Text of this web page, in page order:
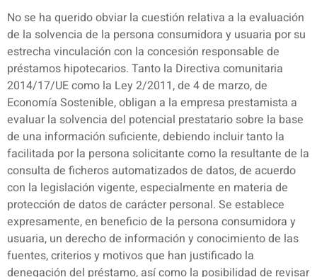
No se ha querido obviar la cuestión relativa a la evaluación
de la solvencia de la persona consumidora y usuaria por su
estrecha vinculación con la concesión responsable de
préstamos hipotecarios. Tanto la Directiva comunitaria
2014/17/UE como la Ley 2/2011, de 4 de marzo, de
Economía Sostenible, obligan a la empresa prestamista a
evaluar la solvencia del potencial prestatario sobre la base
de una información suficiente, debiendo incluir tanto la
facilitada por la persona solicitante como la resultante de la
consulta de ficheros automatizados de datos, de acuerdo
con la legislación vigente, especialmente en materia de
protección de datos de carácter personal. Se establece
expresamente, en beneficio de la persona consumidora y
usuaria, un derecho de información y conocimiento de las
fuentes, criterios y motivos que han justificado la
denegación del préstamo, así como la posibilidad de revisar